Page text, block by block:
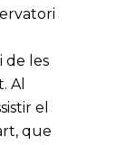
de les
Al
el
que